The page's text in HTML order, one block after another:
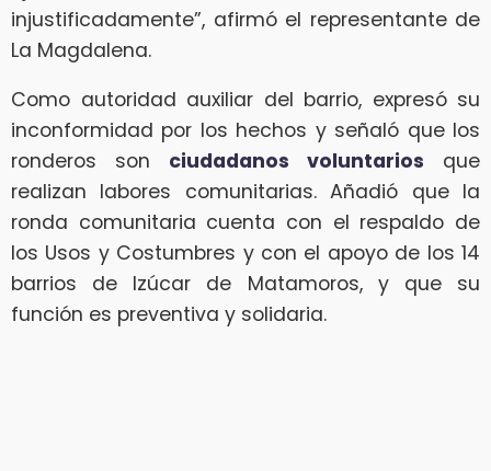
injustificadamente”, afirmó el representante de
La Magdalena.
Como autoridad auxiliar del barrio, expresó su
inconformidad por los hechos y señaló que los
ronderos son ciudadanos voluntarios que
realizan labores comunitarias. Añadió que la
ronda comunitaria cuenta con el respaldo de
los Usos y Costumbres y con el apoyo de los 14
barrios de Izúcar de Matamoros, y que su
función es preventiva y solidaria.